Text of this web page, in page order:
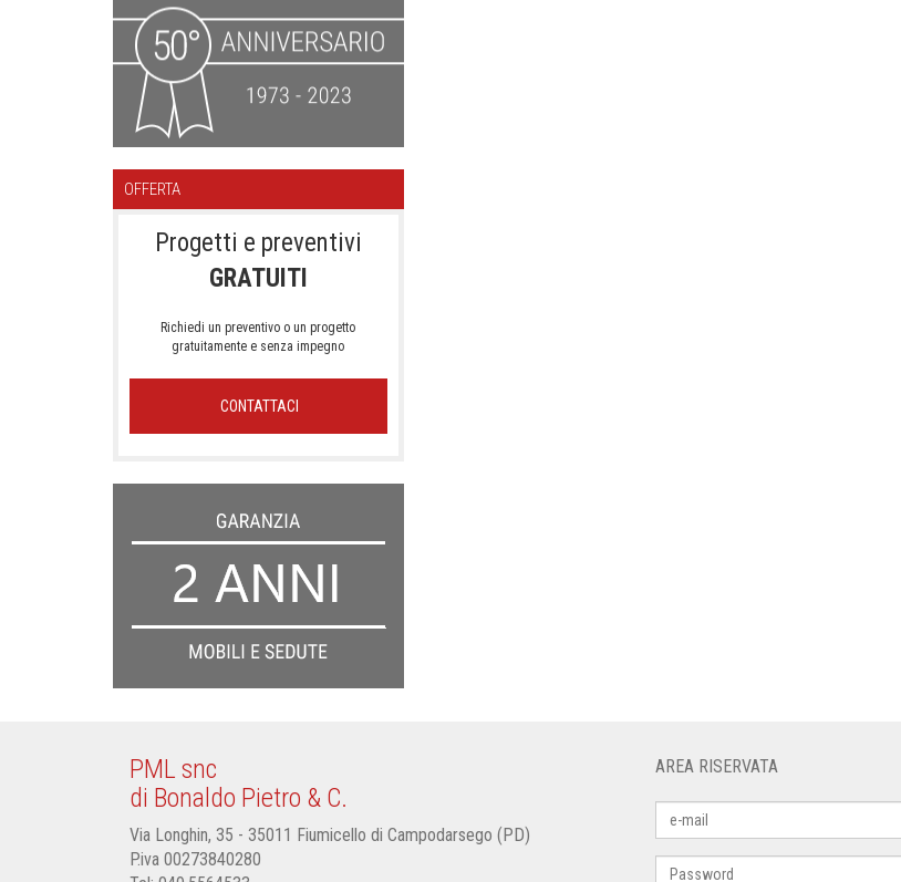
OFFERTA
Progetti e preventivi
GRATUITI
Richiedi un preventivo o un progetto
gratuitamente e senza impegno
CONTATTACI
PML snc
di Bonaldo Pietro & C.
Via Longhin, 35 - 35011 Fiumicello di Campodarsego (PD)
P.iva 00273840280
AREA RISERVATA